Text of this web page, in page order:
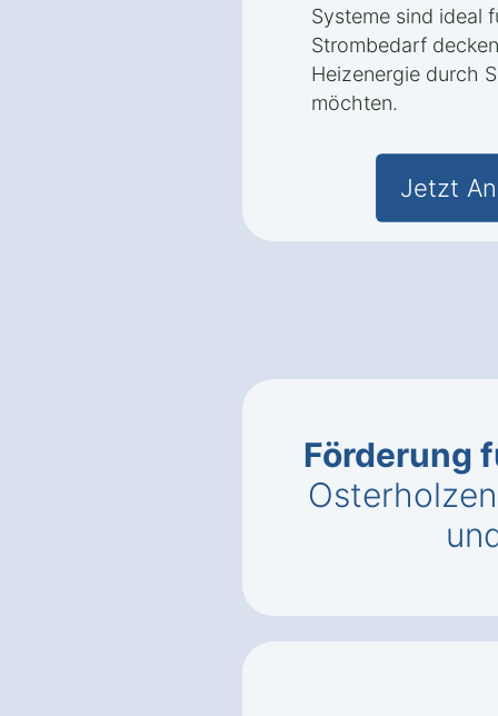
Systeme sind ideal
Strombedarf
Heizenergie durch
möchten.
Jetzt
Förderung